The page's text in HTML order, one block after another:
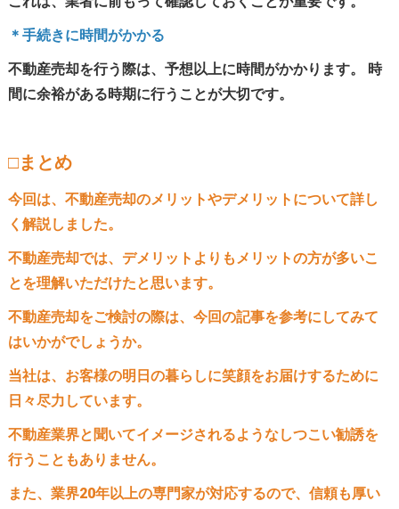
＊手続きに時間がかかる
不動産売却を行う際は、予想以上に時間がかかります。 時
間に余裕がある時期に行うことが大切です。
□まとめ
今回は、不動産売却のメリットやデメリットについて詳し
く解説しました。
不動産売却では、デメリットよりもメリットの方が多いこ
とを理解いただけたと思います。
不動産売却をご検討の際は、今回の記事を参考にしてみて
はいかがでしょうか。
当社は、お客様の明日の暮らしに笑顔をお届けするために
日々尽力しています。
不動産業界と聞いてイメージされるようなしつこい勧誘を
行うこともありません。
また、業界20年以上の専門家が対応するので、信頼も厚い